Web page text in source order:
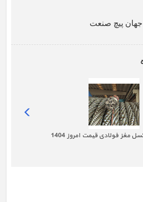
جهان پیچ صنعت
مغز فولادی قیمت امروز 1404